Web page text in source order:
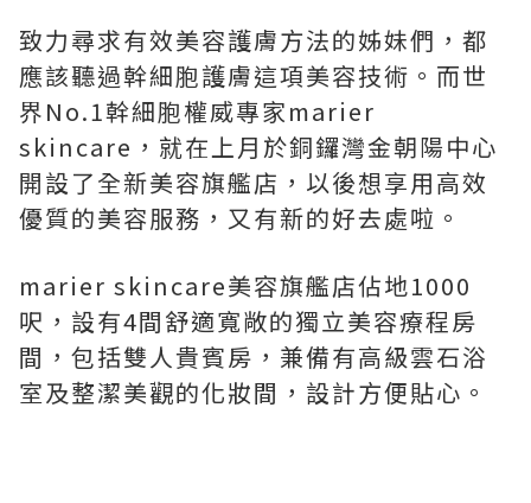
致力尋求有效美容護膚方法的姊妹們，都
應該聽過幹細胞護膚這項美容技術。而世
界No.1幹細胞權威專家marier
skincare，就在上月於銅鑼灣金朝陽中心
開設了全新美容旗艦店，以後想享用高效
優質的美容服務，又有新的好去處啦。
marier skincare美容旗艦店佔地1000
呎，設有4間舒適寬敞的獨立美容療程房
間，包括雙人貴賓房，兼備有高級雲石浴
室及整潔美觀的化妝間，設計方便貼心。